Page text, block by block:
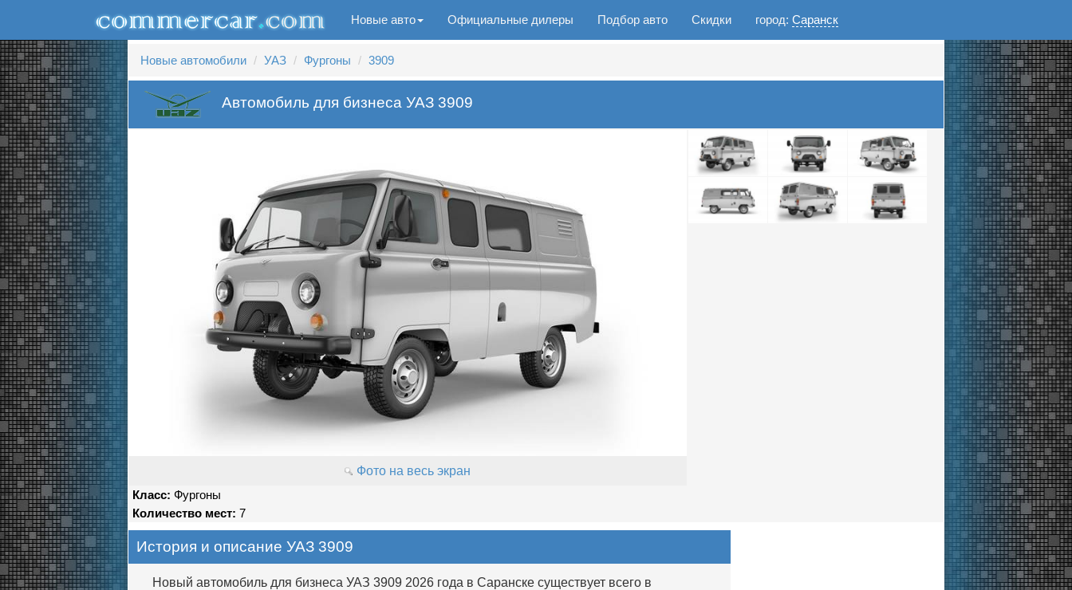
Новые авто Официальные дилеры Подбор авто Скидки город: Саранск
Новые автомобили УАЗ Фургоны 3909
Автомобиль для бизнеса УАЗ 3909
Фото на весь экран
Класс: Фургоны
Количество мест: 7
История и описание УАЗ 3909
Новый автомобиль для бизнеса УАЗ 3909 2026 года в Саранске существует всего в